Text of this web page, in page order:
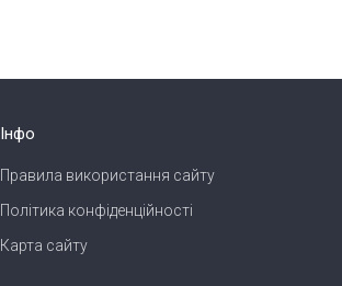
Інфо
Правила використання сайту
Політика конфіденційності
Карта сайту